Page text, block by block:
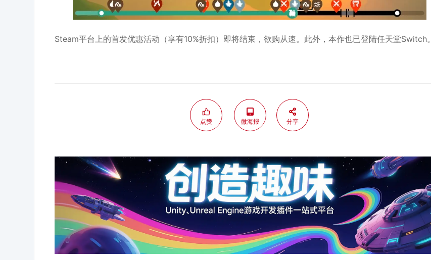
Steam平台上的首发优惠活动（享有10%折扣）即将结束，欲购从速。此外，本作也已登陆任天堂Switch。
点赞 微海报 分享